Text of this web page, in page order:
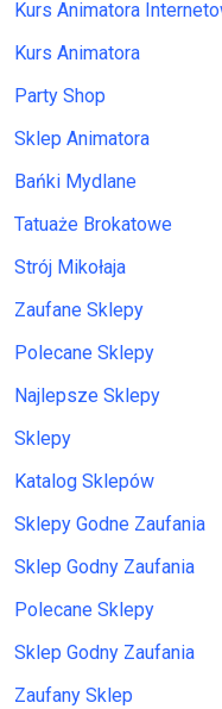
Kurs Animatora
Kurs Animatora
Party Shop
Sklep Animatora
Bańki Mydlane
Tatuaże Brokatowe
Strój Mikołaja
Zaufane Sklepy
Polecane Sklepy
Najlepsze Sklepy
Sklepy
Katalog Sklepów
Sklepy Godne Zaufania
Sklep Godny Zaufania
Polecane Sklepy
Sklep Godny Zaufania
Zaufany Sklep